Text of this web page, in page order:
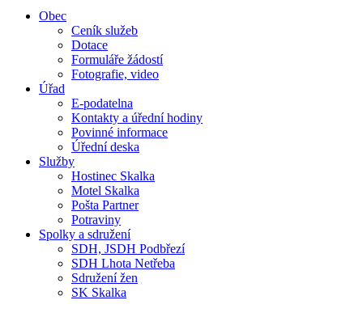
Obec
Ceník služeb
Dotace
Formuláře žádostí
Fotografie, video
Úřad
E-podatelna
Kontakty a úřední hodiny
Povinné informace
Úřední deska
Služby
Hostinec Skalka
Motel Skalka
Pošta Partner
Potraviny
Spolky a sdružení
SDH, JSDH Podbřezí
SDH Lhota Netřeba
Sdružení žen
SK Skalka